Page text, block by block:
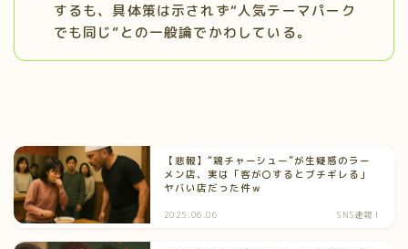
するも、具体策は示されず“人気テーマパーク
でも同じ”との一般論でかわしている。
【悲報】“鶏チャーシュー”が生疑惑のラー
メン店、実は「客が〇するとブチギレる」
ヤバい店だった件ｗ
2025.06.06 SNS速報！